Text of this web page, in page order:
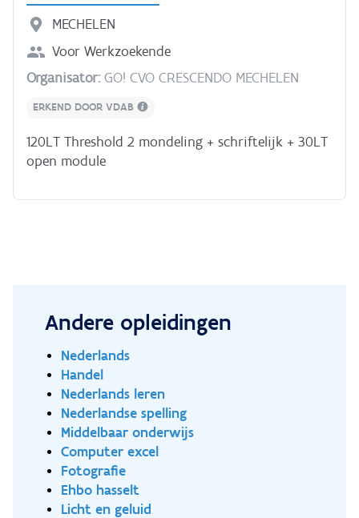
MECHELEN
Voor Werkzoekende
Organisator:GO! CVO CRESCENDO MECHELEN
ERKEND DOOR VDAB
120LT Threshold 2 mondeling + schriftelijk + 30LT
open module
Andere opleidingen
Nederlands
Handel
Nederlands leren
Nederlandse spelling
Middelbaar onderwijs
Computer excel
Fotografie
Ehbo hasselt
Licht en geluid